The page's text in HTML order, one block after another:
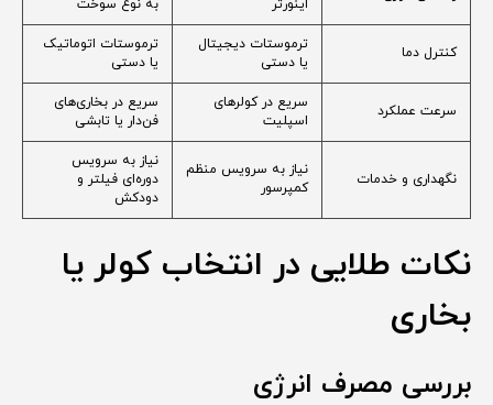
اینورتر به نوع سوخت
کنترل دما
ترموستات دیجیتال
یا دستی
ترموستات اتوماتیک
یا دستی
سرعت عملکرد
سریع در کولرهای
اسپلیت
سریع در بخاری‌های
فن‌دار یا تابشی
نگهداری و خدمات
نیاز به سرویس منظم
کمپرسور
نیاز به سرویس
دوره‌ای فیلتر و
دودکش
نکات طلایی در انتخاب کولر یا
بخاری
بررسی مصرف انرژی